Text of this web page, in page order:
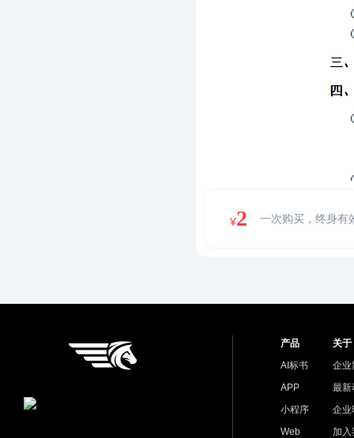
¥2 一次购买，终身有
产品
AI标书
APP
小程序
Web
关于
企业
最新
企业
加入